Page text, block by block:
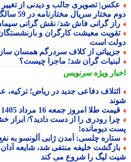
تصویری جالب و دیدنی از تغییر
مختار سریال مختارنامه در 59 سالگی؛ سال 1404
گرانی فاش شد/ نقش گرانی سیمان
معیشت کارگران و بازنشستگان
است
از کلاف سردرگم همسان سازی
گران شد؛ ماجرا چیست؟
ویژهسرنویس
دفاعی جدید در ریاض؛ ترکیه،
طلا امروز جمعه 16 مرداد 1405
رودری را از دست دادید؟/ ابراز خشم
دیومانده!
چلسی: آمدن ژابی آلونسو به نفع
خلیفه منتفی شد، شایعه آدان
لیگ را شروع می کند